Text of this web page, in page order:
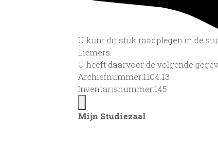
U kunt dit stuk raadplegen in de
Liemers.
U heeft daarvoor de volgende
Archiefnummer:1104.13
Inventarisnummer:145
Mijn Studiezaal